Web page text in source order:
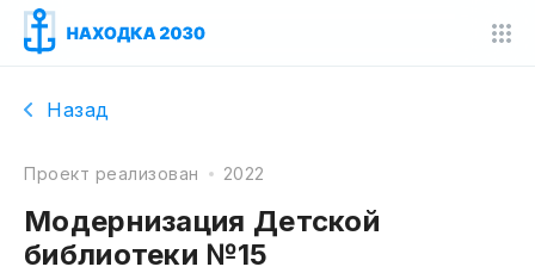
Назад
Проект реализован 2022
Модернизация Детской
библиотеки №15